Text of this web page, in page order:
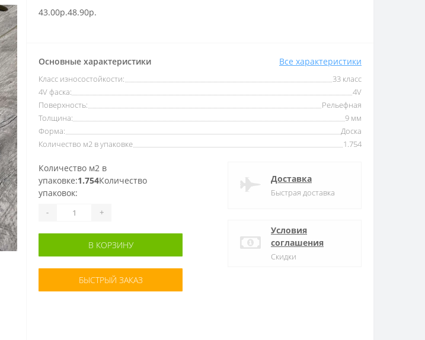
43.00р.48.90р.
Основные характеристики Все характеристики
Класс износостойкости:
33 класс
4V фаска:
4V
Поверхность:
Рельефная
Толщина:
9 мм
Форма:
Доска
Количество м2 в упаковке
1.754
Количество м2 в
упаковке:1.754Количество
упаковок:
- +
В КОРЗИНУ
БЫСТРЫЙ ЗАКАЗ
Доставка
Быстрая доставка
Условия
соглашения
Скидки